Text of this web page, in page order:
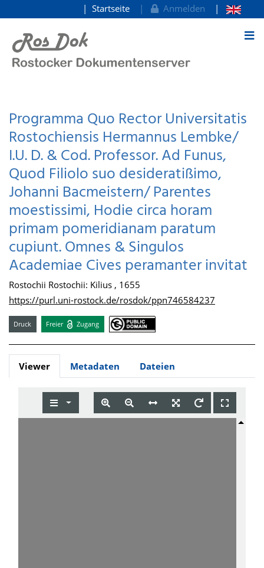
zum Inhalt
Startseite Anmelden
Programma Quo Rector Universitatis
Rostochiensis Hermannus Lembke/
I.U. D. & Cod. Professor. Ad Funus,
Quod Filiolo suo desideratißimo,
Johanni Bacmeistern/ Parentes
moestissimi, Hodie circa horam
primam pomeridianam paratum
cupiunt. Omnes & Singulos
Academiae Cives peramanter invitat
Rostochii Rostochii: Kilius , 1655
https://purl.uni-rostock.de/rosdok/ppn746584237
Druck Freier Zugang
Viewer Metadaten Dateien